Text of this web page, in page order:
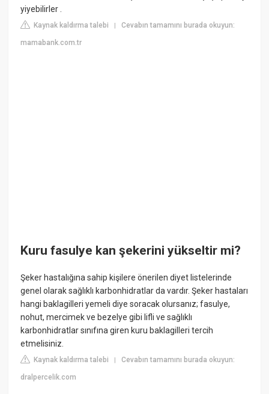
yiyebilirler .
Kaynak kaldırma talebi |Cevabın tamamını burada okuyun:
mamabank.com.tr
Kuru fasulye kan şekerini yükseltir mi?
Şeker hastalığına sahip kişilere önerilen diyet listelerinde
genel olarak sağlıklı karbonhidratlar da vardır. Şeker hastaları
hangi baklagilleri yemeli diye soracak olursanız; fasulye,
nohut, mercimek ve bezelye gibi lifli ve sağlıklı
karbonhidratlar sınıfına giren kuru baklagilleri tercih
etmelisiniz.
Kaynak kaldırma talebi |Cevabın tamamını burada okuyun:
dralpercelik.com